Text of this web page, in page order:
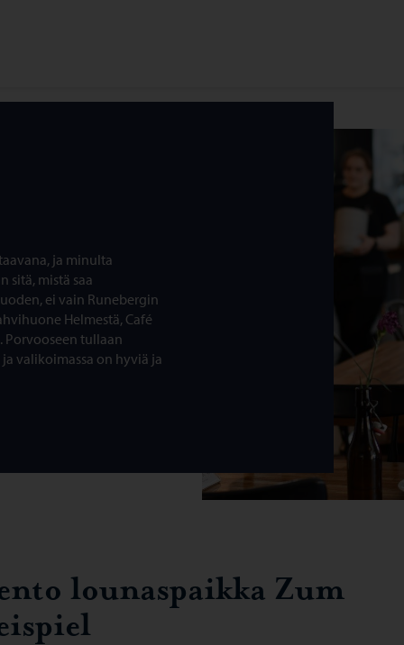
ja minulta
sitä, mistä saa
ei vain Runebergin
Helmestä, Café
Porvooseen tullaan
valikoimassa on hyviä ja
lounaspaikka Zum